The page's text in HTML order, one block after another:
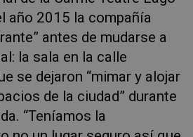
año 2015 la compañía
antes de mudarse a
la sala en la calle
se dejaron “mimar y alojar
de la ciudad” durante
“Teníamos la